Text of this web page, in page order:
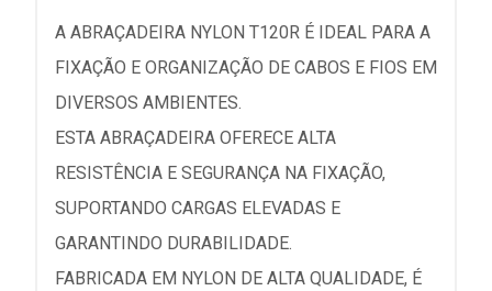
A ABRAÇADEIRA NYLON T120R É IDEAL PARA A
FIXAÇÃO E ORGANIZAÇÃO DE CABOS E FIOS EM
DIVERSOS AMBIENTES.
ESTA ABRAÇADEIRA OFERECE ALTA
RESISTÊNCIA E SEGURANÇA NA FIXAÇÃO,
SUPORTANDO CARGAS ELEVADAS E
GARANTINDO DURABILIDADE.
FABRICADA EM NYLON DE ALTA QUALIDADE, É